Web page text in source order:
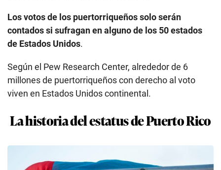
Los votos de los puertorriqueños solo serán
contados si sufragan en alguno de los 50 estados
de Estados Unidos.
Según el Pew Research Center, alrededor de 6
millones de puertorriqueños con derecho al voto
viven en Estados Unidos continental.
La historia del estatus de Puerto Rico